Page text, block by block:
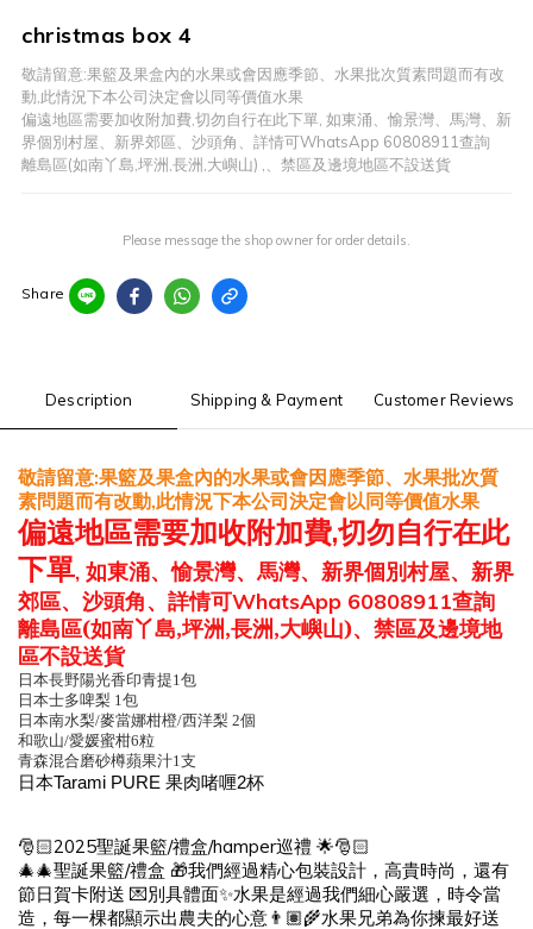
christmas box 4
敬請留意:果籃及果盒內的水果或會因應季節、水果批次質素問題而有改
動,此情況下本公司決定會以同等價值水果
偏遠地區需要加收附加費,切勿自行在此下單, 如東涌、愉景灣、馬灣、新
界個別村屋、新界郊區、沙頭角、詳情可WhatsApp 60808911查詢
離島區(如南丫島,坪洲,長洲,大嶼山) ,、禁區及邊境地區不設送貨
Please message the shop owner for order details.
Share
Description Shipping & Payment Customer Reviews
敬請留意:果籃及果盒內的水果或會因應季節、水果批次質
素問題而有改動,此情況下本公司決定會以同等價值水果
偏遠地區需要加收附加費,切勿自行在此
下單, 如東涌、愉景灣、馬灣、新界個別村屋、新界
郊區、沙頭角、詳情可WhatsApp 60808911查詢
離島區(如南丫島,坪洲,長洲,大嶼山)、禁區及邊境地
區不設送貨
日本長野陽光香印青提1包
日本士多啤梨 1包
日本南水梨/麥當娜柑橙/西洋梨 2個
和歌山/愛媛蜜柑6粒
青森混合磨砂樽蘋果汁1支
日本Tarami PURE 果肉啫喱2杯
🎅🏻2025聖誕果籃/禮盒/hamper巡禮 🌟🎅🏻
🎄🎄聖誕果籃/禮盒 🎁我們經過精心包裝設計，高貴時尚，還有
節日賀卡附送 💌別具體面✨水果是經過我們細心嚴選，時令當
造，每一棵都顯示出農夫的心意👨🏽🌾水果兄弟為你揀最好送